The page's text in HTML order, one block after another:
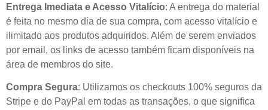
Entrega Imediata e Acesso Vitalício: A entrega do material
é feita no mesmo dia de sua compra, com acesso vitalício e
ilimitado aos produtos adquiridos. Além de serem enviados
por email, os links de acesso também ficam disponíveis na
área de membros do site.
Compra Segura: Utilizamos os checkouts 100% seguros da
Stripe e do PayPal em todas as transações, o que significa